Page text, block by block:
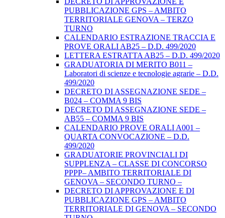
PUBBLICAZIONE GPS – AMBITO
TERRITORIALE GENOVA – TERZO
TURNO
CALENDARIO ESTRAZIONE TRACCIA E
PROVE ORALI AB25 – D.D. 499/2020
LETTERA ESTRATTA AB25 – D.D. 499/2020
GRADUATORIA DI MERITO B011 –
Laboratori di scienze e tecnologie agrarie – D.D.
499/2020
DECRETO DI ASSEGNAZIONE SEDE –
B024 – COMMA 9 BIS
DECRETO DI ASSEGNAZIONE SEDE –
AB55 – COMMA 9 BIS
CALENDARIO PROVE ORALI A001 –
QUARTA CONVOCAZIONE – D.D.
499/2020
GRADUATORIE PROVINCIALI DI
SUPPLENZA – CLASSE DI CONCORSO
PPPP– AMBITO TERRITORIALE DI
GENOVA – SECONDO TURNO –
DECRETO DI APPROVAZIONE E DI
PUBBLICAZIONE GPS – AMBITO
TERRITORIALE DI GENOVA – SECONDO